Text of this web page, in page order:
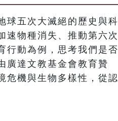
球五次大滅絕的歷史與科
速物種消失、推動第六次
行動為例，思考我們是否
廣達文教基金會教育贊
危機與生物多樣性，從認